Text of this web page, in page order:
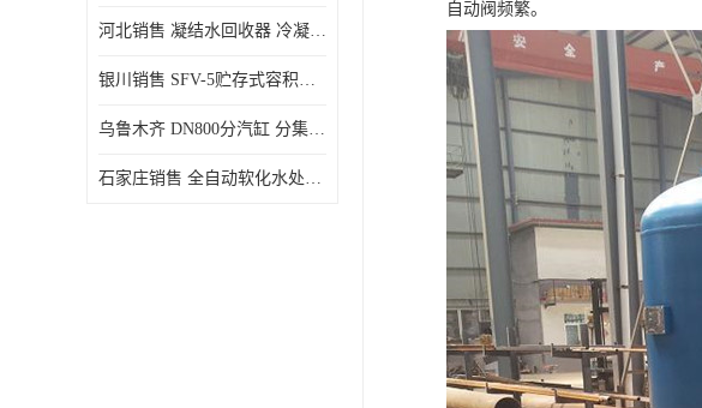
河北销售 凝结水回收器 冷凝水回收器
银川销售 SFV-5贮存式容积式换热器
乌鲁木齐 DN800分汽缸 分集水器
石家庄销售 全自动软化水处理器
自动阀频繁。